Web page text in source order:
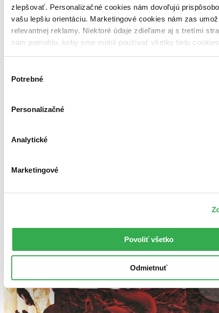
zlepšovať. Personalizačné cookies nám dovoľujú
vašu lepšiu orientáciu. Marketingové cookies nám zas
relevantnej reklamy. Niektoré údaje zdieľame aj s tretími
nám pomohlo, keby sme mohli používať všetky tieto
súhlasu
Potrebné
Personalizačné
Analytické
Marketingové
Povoliť všetko
Odmietnuť